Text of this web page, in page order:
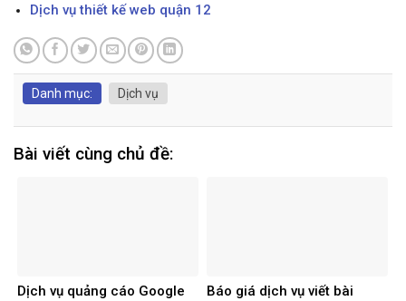
Dịch vụ thiết kế web quận 12
Danh mục: Dịch vụ
Bài viết cùng chủ đề:
Dịch vụ quảng cáo Google
Báo giá dịch vụ viết bài